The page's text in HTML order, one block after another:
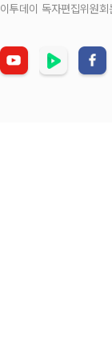
이투데이 독자편집위원